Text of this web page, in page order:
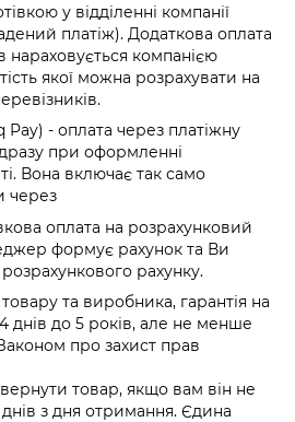
у відділенні компанії
платіж). Додаткова оплата
нараховується компанією
якої можна розрахувати на
- оплата через платіжну
при оформленні
Вона включає так само
через
оплата на розрахунковий
формує рахунок та Ви
рахунку.
та виробника, гарантія на
днів до 5 років, але не менше
про захист прав
товар, якщо вам він не
з дня отримання. Єдина